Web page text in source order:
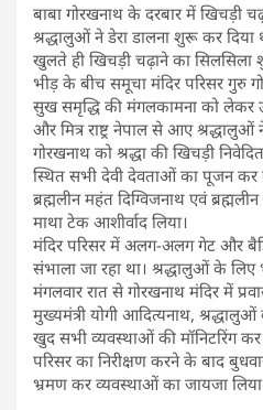
बाबा गोरखनाथ के दरबार में खिचड़ी
श्रद्धालुओं ने डेरा डालना शुरू कर
खुलते ही खिचड़ी चढ़ाने का सिलसिला
भीड़ के बीच समूचा मंदिर परिसर गुरु
सुख समृद्धि की मंगलकामना को लेकर
और मित्र राष्ट्र नेपाल से आए
गोरखनाथ को श्रद्धा की खिचड़ी
स्थित सभी देवी देवताओं का पूजन कर
ब्रह्मलीन महंत दिग्विजनाथ एवं
माथा टेक आशीर्वाद लिया।
मंदिर परिसर में अलग-अलग गेट और
संभाला जा रहा था। श्रद्धालुओं के
मंगलवार रात से गोरखनाथ मंदिर में
मुख्यमंत्री योगी आदित्यनाथ,
खुद सभी व्यवस्थाओं की मॉनिटरिंग कर
परिसर का निरीक्षण करने के बाद
भ्रमण कर व्यवस्थाओं का जायजा